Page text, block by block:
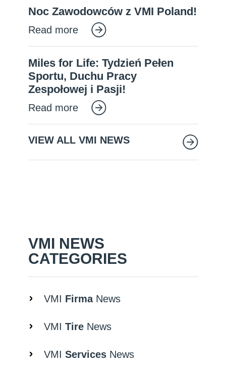
Noc Zawodowców z VMI Poland!
Read more
Miles for Life: Tydzień Pełen
Sportu, Duchu Pracy
Zespołowej i Pasji!
Read more
VIEW ALL VMI NEWS
VMI NEWS
CATEGORIES
VMI FirmaNews
VMI TireNews
VMI ServicesNews